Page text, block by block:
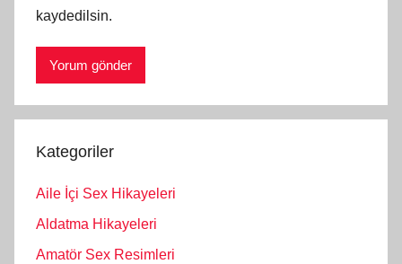
kaydedilsin.
Kategoriler
Aile İçi Sex Hikayeleri
Aldatma Hikayeleri
Amatör Sex Resimleri